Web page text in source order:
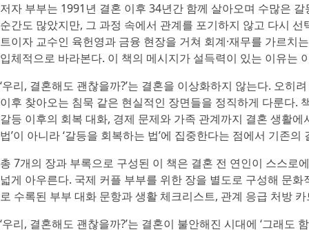
저자 부부는 1991년 결혼 이후 34년간 함께 살아오며 수많은
순간도 많았지만, 그 과정 속에서 관계를 포기하지 않고 다시
트이자 교수인 육헌영과 금융 현장을 거쳐 회계·재무를 가르
입체적으로 바라본다. 이 책의 메시지가 설득력이 있는 이유는
‘우리, 결혼해도 괜찮을까?’는 결혼을 이상화하지 않는다. 오
이후 찾아오는 침묵 같은 현실적인 장면들을 정직하게 다룬다.
갈등 이후의 회복 대화, 경제 문제와 가족 관계까지 결혼 생활
법’이 아니라 ‘갈등을 회복하는 법’에 집중한다는 점에서 기존
총 7개의 장과 부록으로 구성된 이 책은 결혼 전 연인이 스스로
넓게 아우른다. 국제 커플 부부를 위한 장을 별도로 구성해 문
로 수록된 부부 대화 문항과 생활 체크리스트, 관계 응급 처방
‘우리, 결혼해도 괜찮을까?’는 결혼이 불안해진 시대에 ‘그래